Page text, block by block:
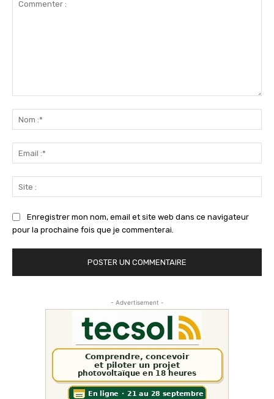
Enregistrer mon nom, email et site web dans ce navigateur
pour la prochaine fois que je commenterai.
- Advertisement -